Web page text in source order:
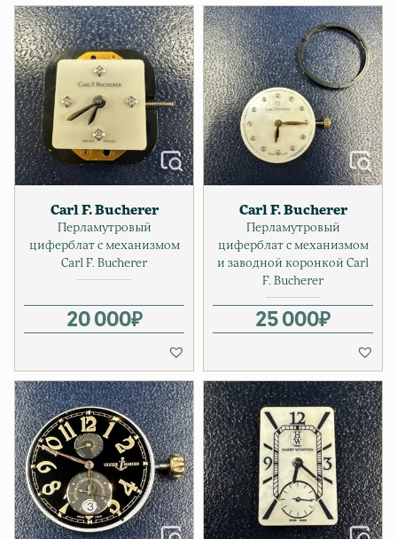
Carl F. Bucherer
Перламутровый
циферблат с механизмом
Carl F. Bucherer
20 000₽
Carl F. Bucherer
Перламутровый
циферблат с механизмом
и заводной коронкой Carl
F. Bucherer
25 000₽